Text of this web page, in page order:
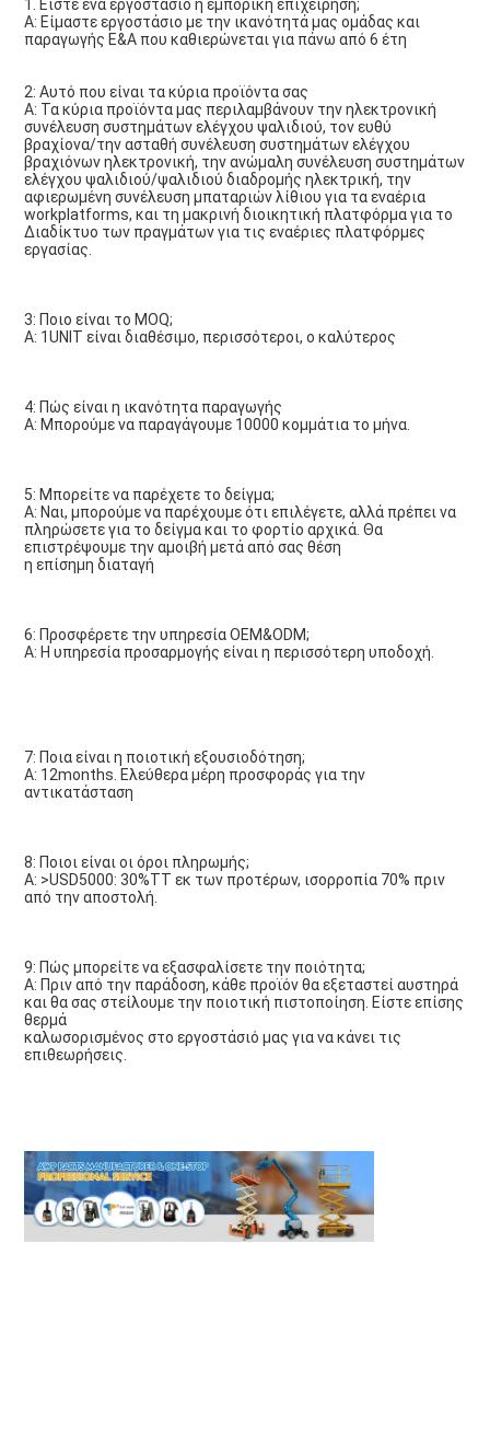
1.
Είστε ένα εργοστάσιο ή εμπορική επιχείρηση;
Α: Είμαστε εργοστάσιο με την ικανότητά μας ομάδας και
παραγωγής Ε&Α που καθιερώνεται για πάνω από 6 έτη
2: Αυτό που είναι τα κύρια προϊόντα σας
Α: Τα κύρια προϊόντα μας περιλαμβάνουν την ηλεκτρονική
συνέλευση συστημάτων ελέγχου ψαλιδιού, τον ευθύ
βραχίονα/την ασταθή συνέλευση συστημάτων ελέγχου
βραχιόνων ηλεκτρονική, την ανώμαλη συνέλευση συστημάτων
ελέγχου ψαλιδιού/ψαλιδιού διαδρομής ηλεκτρική, την
αφιερωμένη συνέλευση μπαταριών λίθιου για τα εναέρια
workplatforms, και τη μακρινή διοικητική πλατφόρμα για το
Διαδίκτυο των πραγμάτων για τις εναέριες πλατφόρμες
εργασίας.
3: Ποιο είναι το MOQ;
Α: 1UNIT είναι διαθέσιμο, περισσότεροι, ο καλύτερος
4: Πώς είναι η ικανότητα παραγωγής
Α: Μπορούμε να παραγάγουμε 10000 κομμάτια το μήνα.
5: Μπορείτε να παρέχετε το δείγμα;
Α: Ναι, μπορούμε να παρέχουμε ότι επιλέγετε, αλλά πρέπει να
πληρώσετε για το δείγμα και το φορτίο αρχικά. Θα
επιστρέψουμε την αμοιβή μετά από σας θέση
η επίσημη διαταγή
6: Προσφέρετε την υπηρεσία OEM&ODM;
Α: Η υπηρεσία προσαρμογής είναι η περισσότερη υποδοχή.
7: Ποια είναι η ποιοτική εξουσιοδότηση;
Α: 12months. Ελεύθερα μέρη προσφοράς για την
αντικατάσταση
8: Ποιοι είναι οι όροι πληρωμής;
Α: >USD5000: 30%TT εκ των προτέρων, ισορροπία 70% πριν
από την αποστολή.
9: Πώς μπορείτε να εξασφαλίσετε την ποιότητα;
Α: Πριν από την παράδοση, κάθε προϊόν θα εξεταστεί αυστηρά
και θα σας στείλουμε την ποιοτική πιστοποίηση. Είστε επίσης
θερμά
καλωσορισμένος στο εργοστάσιό μας για να κάνει τις
επιθεωρήσεις.